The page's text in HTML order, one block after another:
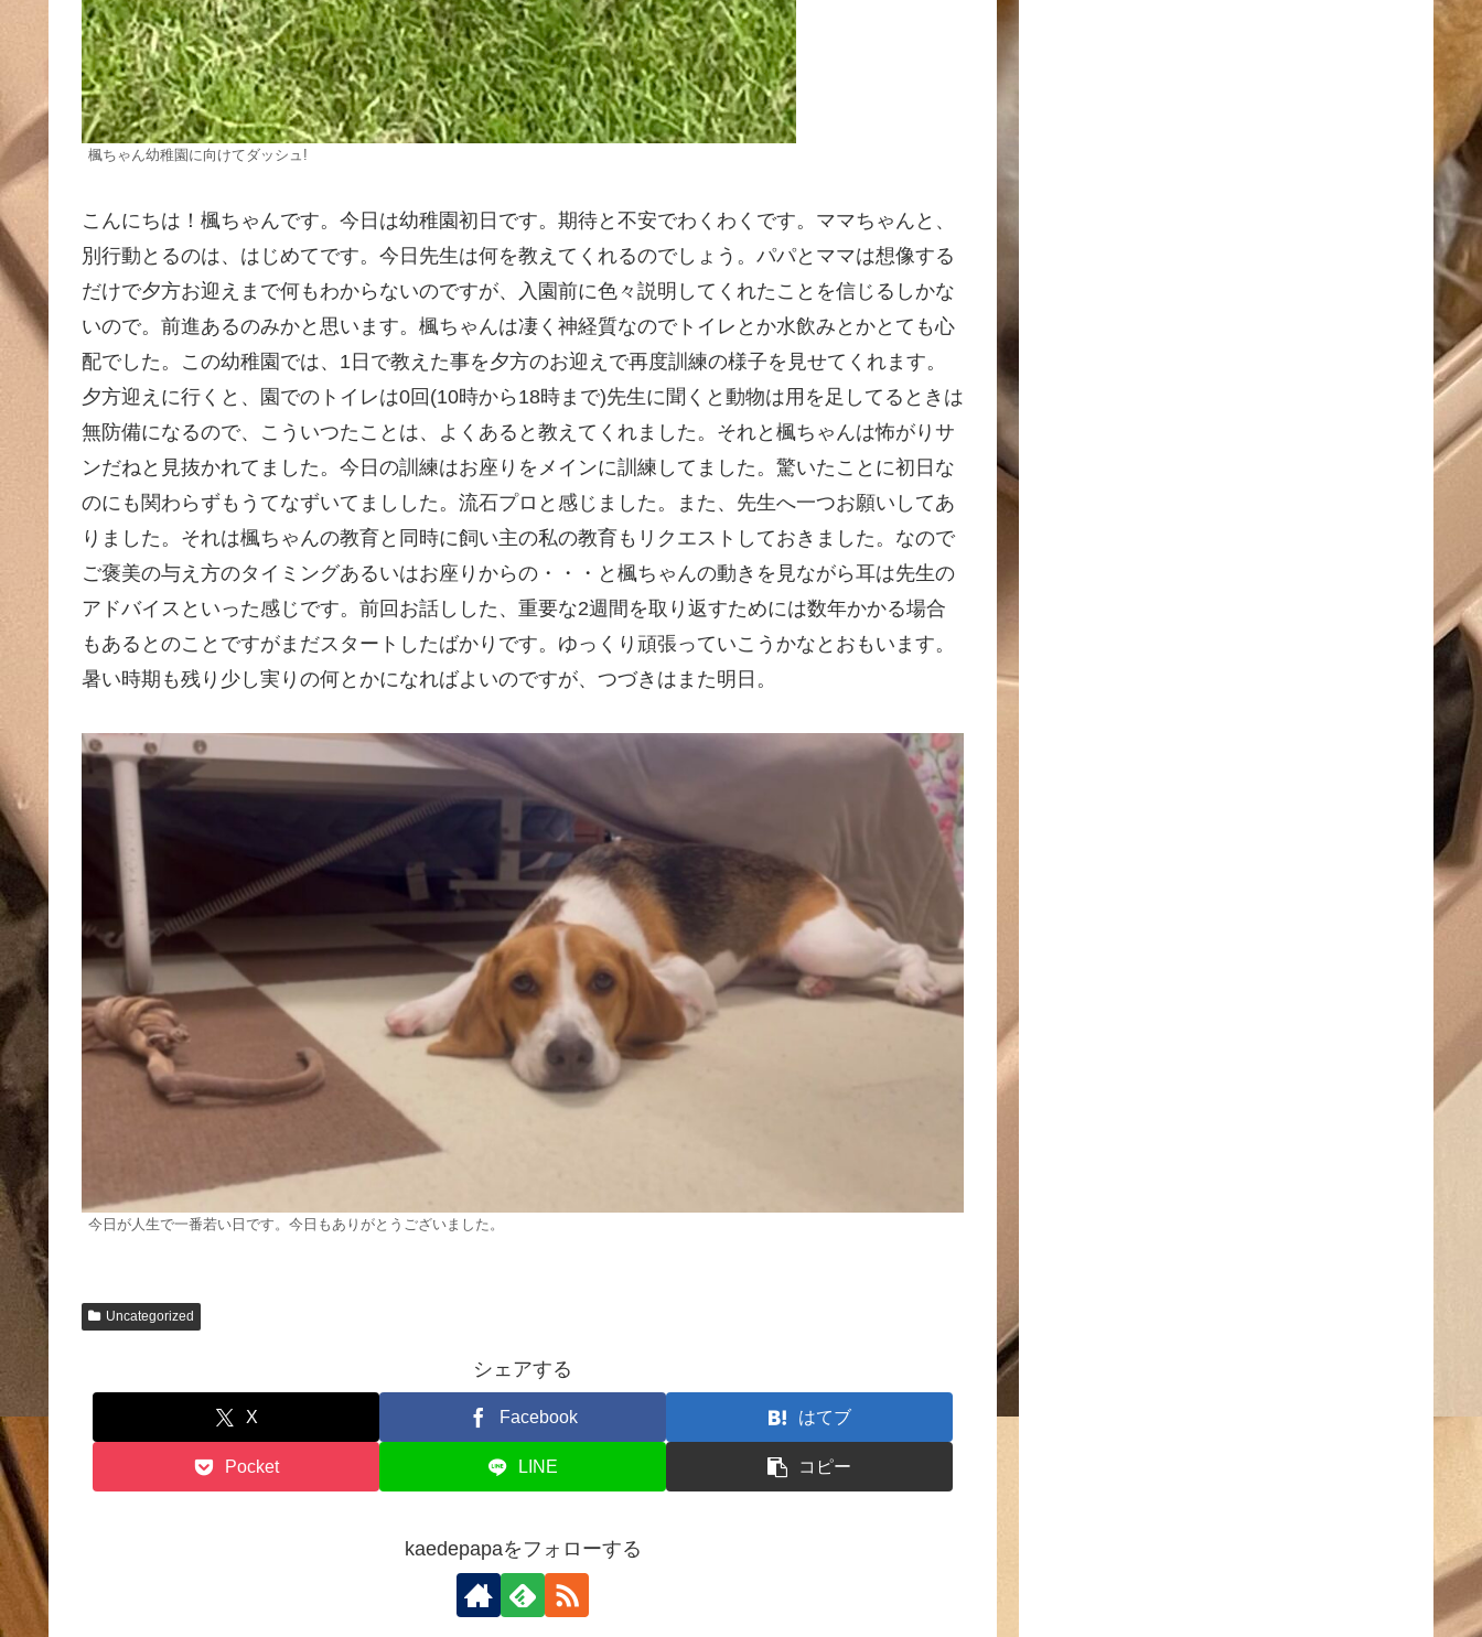
楓ちゃん幼稚園に向けてダッシュ!
こんにちは！楓ちゃんです。今日は幼稚園初日です。期待と不安でわくわくです。ママちゃんと、
別行動とるのは、はじめてです。今日先生は何を教えてくれるのでしょう。パパとママは想像する
だけで夕方お迎えまで何もわからないのですが、入園前に色々説明してくれたことを信じるしかな
いので。前進あるのみかと思います。楓ちゃんは凄く神経質なのでトイレとか水飲みとかとても心
配でした。この幼稚園では、1日で教えた事を夕方のお迎えで再度訓練の様子を見せてくれます。
夕方迎えに行くと、園でのトイレは0回(10時から18時まで)先生に聞くと動物は用を足してるときは
無防備になるので、こういつたことは、よくあると教えてくれました。それと楓ちゃんは怖がりサ
ンだねと見抜かれてました。今日の訓練はお座りをメインに訓練してました。驚いたことに初日な
のにも関わらずもうてなずいてましした。流石プロと感じました。また、先生へ一つお願いしてあ
りました。それは楓ちゃんの教育と同時に飼い主の私の教育もリクエストしておきました。なので
ご褒美の与え方のタイミングあるいはお座りからの・・・と楓ちゃんの動きを見ながら耳は先生の
アドバイスといった感じです。前回お話しした、重要な2週間を取り返すためには数年かかる場合
もあるとのことですがまだスタートしたばかりです。ゆっくり頑張っていこうかなとおもいます。
暑い時期も残り少し実りの何とかになればよいのですが、つづきはまた明日。
今日が人生で一番若い日です。今日もありがとうございました。
Uncategorized
シェアする
X Facebook はてブ
Pocket LINE コピー
kaedepapaをフォローする